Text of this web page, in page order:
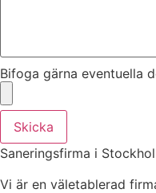
Bifoga gärna eventuella
Skicka
Saneringsfirma i
Vi är en väletablerad